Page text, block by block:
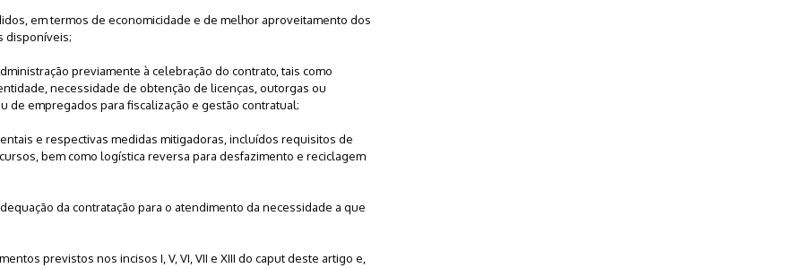
em termos de economicidade e de melhor aproveitamento dos
disponíveis;
previamente à celebração do contrato, tais como
necessidade de obtenção de licenças, outorgas ou
de empregados para fiscalização e gestão contratual;
e respectivas medidas mitigadoras, incluídos requisitos de
bem como logística reversa para desfazimento e reciclagem
da contratação para o atendimento da necessidade a que
previstos nos incisos I, V, VI, VII e XIII do caput deste artigo e,